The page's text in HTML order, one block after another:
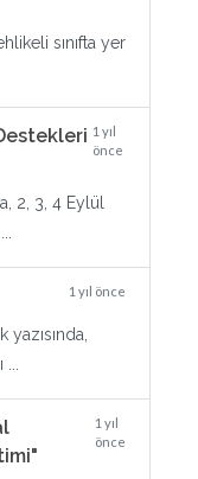
sınıfta yer
1 yıl
önce
2, 3, 4 Eylül
1 yıl önce
1 yıl
önce